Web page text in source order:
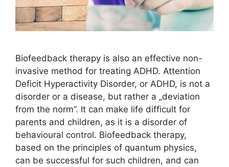
Biofeedback therapy is also an effective non-
invasive method for treating ADHD. Attention
Deficit Hyperactivity Disorder, or ADHD, is not a
disorder or a disease, but rather a „deviation
from the norm”. It can make life difficult for
parents and children, as it is a disorder of
behavioural control. Biofeedback therapy,
based on the principles of quantum physics,
can be successful for such children, and can